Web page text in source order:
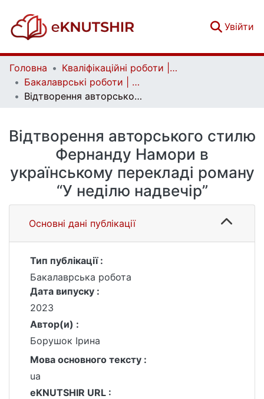
Увійти
Головна
Кваліфікаційні роботи | Qualifying works
Бакалаврські роботи | Bachelor theses
Відтворення авторського стилю Фернанду Намори в українському перекладі роману “У неділю надвечір”
Відтворення авторського стилю
Фернанду Намори в
українському перекладі роману
“У неділю надвечір”
Основні дані публікації
Тип публікації :
Бакалаврська робота
Дата випуску :
2023
Автор(и) :
Борушок Ірина
Мова основного тексту :
ua
eKNUTSHIR URL :